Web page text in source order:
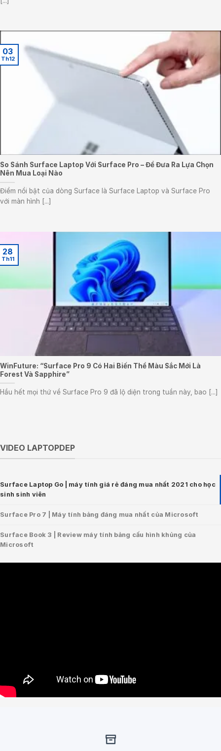
So Sánh Surface Laptop Với Surface Pro – Để Đưa Ra Lựa Chọn
Nên Mua Loại Nào
Điểm nổi bật của dòng Surface là Surface Laptop và Surface Pro
với màn hình [...]
03
Th12
WinFuture: “Surface Pro 9 Có Hai Biến Thể Màu Sắc Mới Là
Forest Và Sapphire”
Hầu hết mọi thứ về Surface Pro 9 đã lộ diện trong tuần này, bao [...]
28
Th11
VIDEO LAPTOPDEP
Surface Laptop Go | máy tính giá rẻ đáng mua nhất 2021 cho học
sinh sinh viên
Surface Pro 7 | Máy tính bảng đáng mua nhất của Microsoft
Surface Book 3 | Review máy tính bảng cấu hình khủng của
Microsoft